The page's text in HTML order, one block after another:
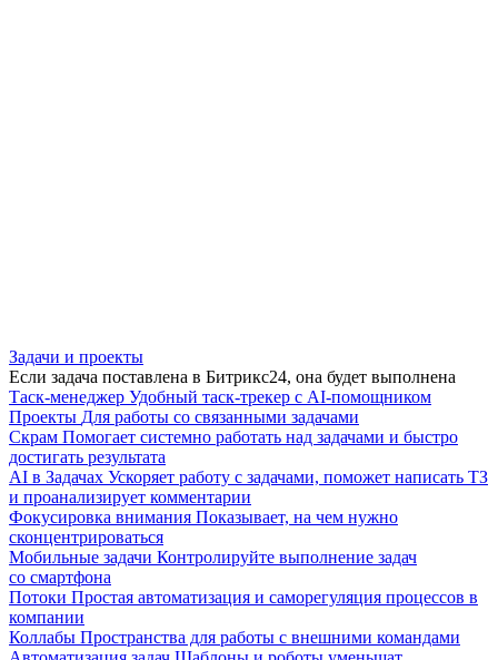
Задачи и проекты
Если задача поставлена в Битрикс24, она будет выполнена
Таск-менеджер Удобный таск-трекер с AI-помощником
Проекты Для работы со связанными задачами
Скрам Помогает системно работать над задачами и быстро
достигать результата
AI в Задачах Ускоряет работу с задачами, поможет написать ТЗ
и проанализирует комментарии
Фокусировка внимания Показывает, на чем нужно
сконцентрироваться
Мобильные задачи Контролируйте выполнение задач
со смартфона
Потоки Простая автоматизация и саморегуляция процессов в
компании
Коллабы Пространства для работы с внешними командами